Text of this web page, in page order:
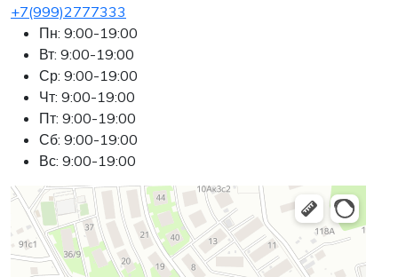
+7(999)2777333
Пн: 9:00-19:00
Вт: 9:00-19:00
Ср: 9:00-19:00
Чт: 9:00-19:00
Пт: 9:00-19:00
Сб: 9:00-19:00
Вс: 9:00-19:00